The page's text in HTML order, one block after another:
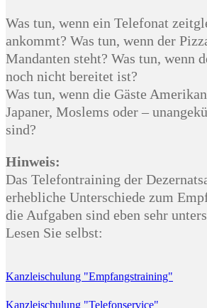
Was tun, wenn ein Telefonat
ankommt? Was tun, wenn der
Mandanten steht? Was tun, wenn
noch nicht bereitet ist?
Was tun, wenn die Gäste
Japaner, Moslems oder –
sind?
Hinweis:
Das Telefontraining der
erhebliche Unterschiede zum
die Aufgaben sind eben sehr
Lesen Sie selbst:
Kanzleischulung "Empfangstraining"
Kanzleischulung "Telefonservice"